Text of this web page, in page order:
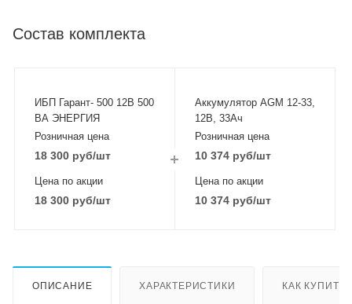
Состав комплекта
ИБП Гарант- 500 12В 500
ВА ЭНЕРГИЯ
Розничная цена
18 300руб/шт
Цена по акции
18 300руб/шт
Аккумулятор AGM 12-33,
12В, 33Ач
Розничная цена
10 374 руб/шт
Цена по акции
10 374 руб/шт
ОПИСАНИЕ ХАРАКТЕРИСТИКИ КАК КУПИТЬ